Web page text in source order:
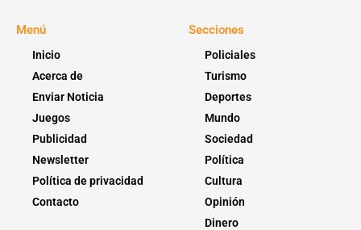
Menú
Inicio
Acerca de
Enviar Noticia
Juegos
Publicidad
Newsletter
Política de privacidad
Contacto
Secciones
Policiales
Turismo
Deportes
Mundo
Sociedad
Política
Cultura
Opinión
Dinero